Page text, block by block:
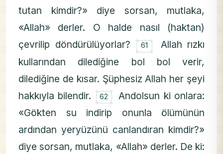
tutan kimdir?» diye sorsan, mutlaka,
«Allah» derler. O halde nasıl (haktan)
çevrilip döndürülüyorlar? ۝
61
Allah rızkı
kullarından dilediğine bol bol verir,
dilediğine de kısar. Şüphesiz Allah her şeyi
hakkıyla bilendir. ۝
62
Andolsun ki onlara:
«Gökten su indirip onunla ölümünün
ardından yeryüzünü canlandıran kimdir?»
diye sorsan, mutlaka, «Allah» derler. De ki: